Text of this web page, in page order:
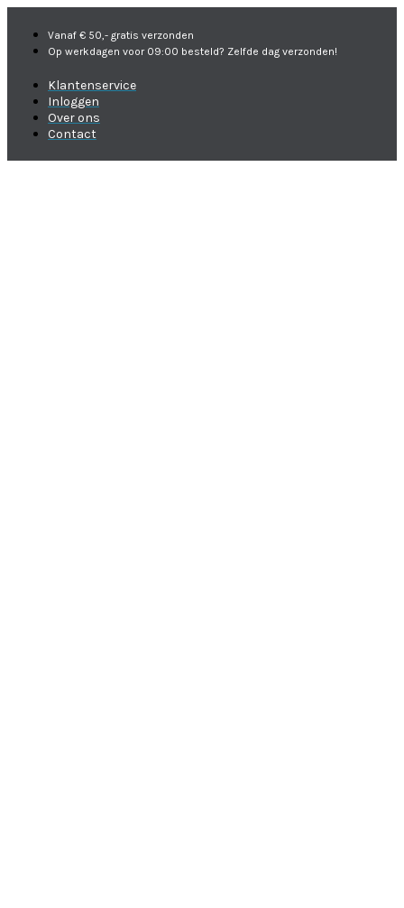
Vanaf € 50,- gratis verzonden
Op werkdagen voor 09:00 besteld? Zelfde dag verzonden!
Klantenservice
Inloggen
Over ons
Contact